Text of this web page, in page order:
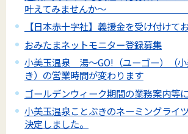
叶えてみませんか
【日本赤十字社】義援金を受け付けて
おみたまネットモニター登録募集
小美玉温泉 湯～GO!（ユーゴー）（
き）の営業時間が変わります
ゴールデンウィーク期間の業務案内等
小美玉温泉ことぶきのネーミングライ
決定しました。